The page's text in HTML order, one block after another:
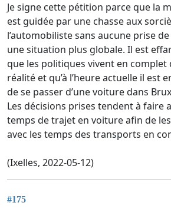
Je signe cette pétition parce que la
est guidée par une chasse aux
l’automobiliste sans aucune prise
une situation plus globale. Il est
que les politiques vivent en complet
réalité et qu’à l’heure actuelle il est
de se passer d’une voiture dans
Les décisions prises tendent à faire
temps de trajet en voiture afin de
avec les temps des transports en
(Ixelles, 2022-05-12)
#175